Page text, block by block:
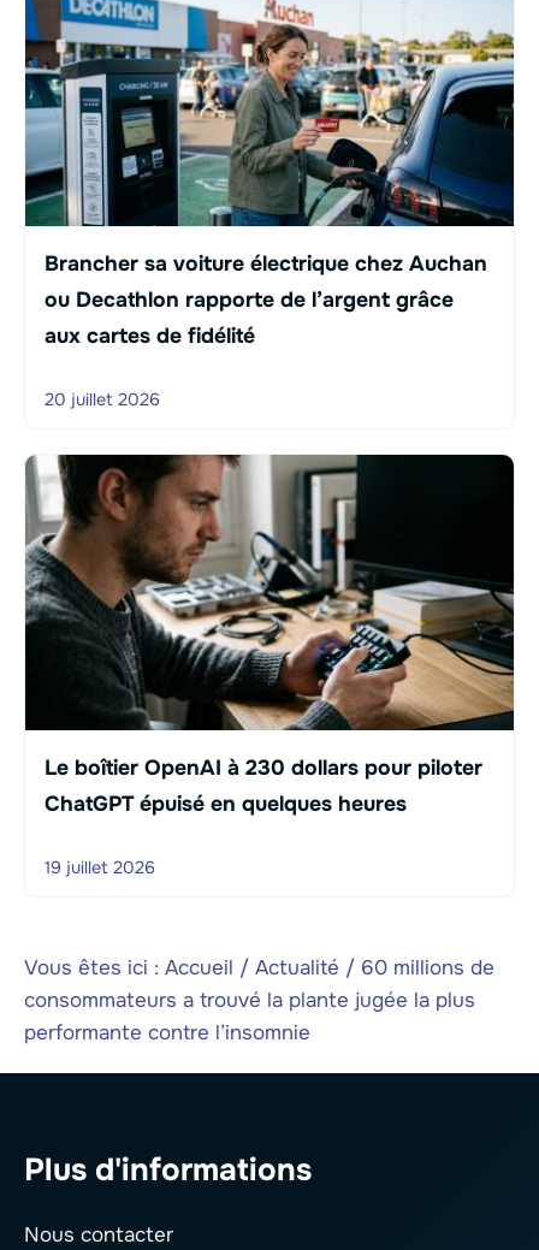
Brancher sa voiture électrique chez Auchan
ou Decathlon rapporte de l’argent grâce
aux cartes de fidélité
20 juillet 2026
Le boîtier OpenAI à 230 dollars pour piloter
ChatGPT épuisé en quelques heures
19 juillet 2026
Vous êtes ici : Accueil / Actualité / 60 millions de
consommateurs a trouvé la plante jugée la plus
performante contre l’insomnie
Plus d'informations
Nous contacter